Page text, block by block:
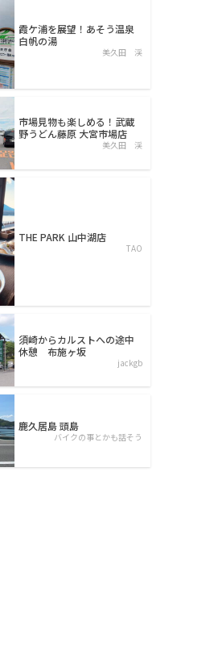
霞ケ浦を展望！あそう温泉
白帆の湯
美久田 渓
市場見物も楽しめる！武蔵
野うどん藤原 大宮市場店
美久田 渓
THE PARK 山中湖店
TAO
須崎からカルストへの途中
休憩 布施ヶ坂
jackgb
鹿久居島 頭島
バイクの事とかも話そう